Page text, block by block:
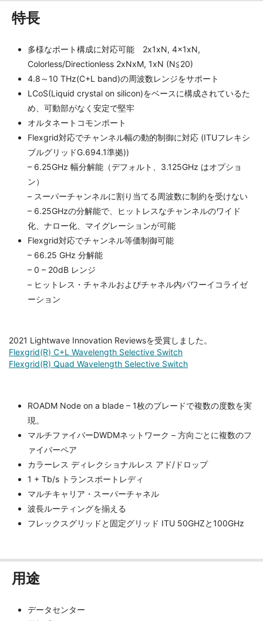
特長
多様なポート構成に対応可能 2x1xN, 4x1xN,
Colorless/Directionless 2xNxM, 1xN (N≦20)
4.8～10 THz(C+L band)の周波数レンジをサポート
LCoS(Liquid crystal on silicon)をベースに構成されているた
め、可動部がなく安定で堅牢
オルタネートコモンポート
Flexgrid対応でチャンネル幅の動的制御に対応 (ITUフレキシ
ブルグリッドG.694.1準拠))
– 6.25GHz 幅分解能（デフォルト、3.125GHz はオプショ
ン）
– スーパーチャンネルに割り当てる周波数に制約を受けない
– 6.25GHzの分解能で、ヒットレスなチャンネルのワイド
化、ナロー化、マイグレーションが可能
Flexgrid対応でチャンネル等価制御可能
– 66.25 GHz 分解能
– 0 – 20dB レンジ
– ヒットレス・チャネルおよびチャネル内パワーイコライゼ
ーション
2021 Lightwave Innovation Reviewsを受賞しました。
Flexgrid(R) C+L Wavelength Selective Switch
Flexgrid(R) Quad Wavelength Selective Switch
ROADM Node on a blade – 1枚のブレードで複数の度数を実
現。
マルチファイバーDWDMネットワーク – 方向ごとに複数のフ
ァイバーペア
カラーレス ディレクショナルレス アド/ドロップ
1 + Tb/s トランスポートレディ
マルチキャリア・スーパーチャネル
波長ルーティングを揃える
フレックスグリッドと固定グリッド ITU 50GHZと100GHz
用途
データセンター